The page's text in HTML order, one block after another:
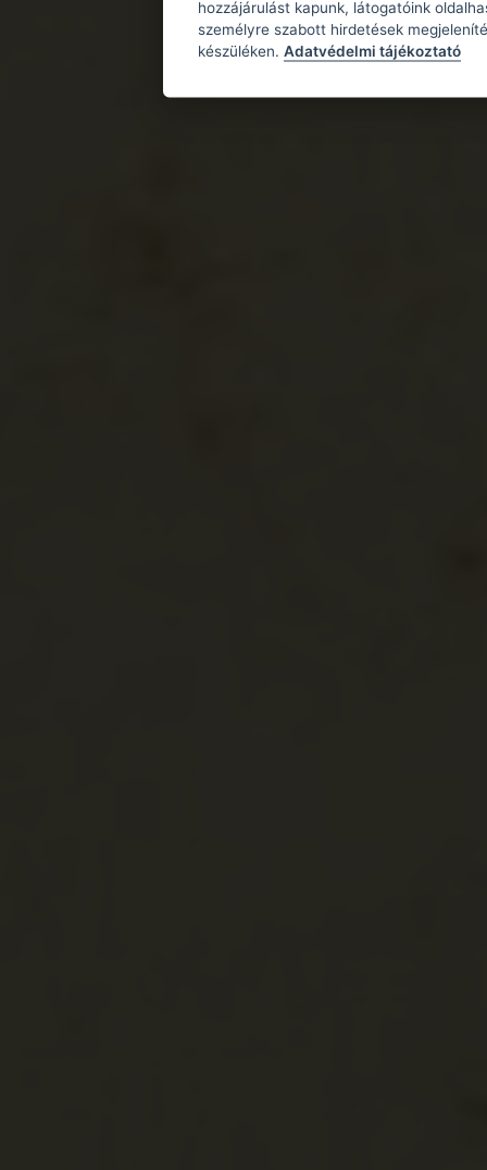
hozzájárulást kapunk, látogatóink
személyre szabott hirdetések
készüléken. Adatvédelmi tájékoztató